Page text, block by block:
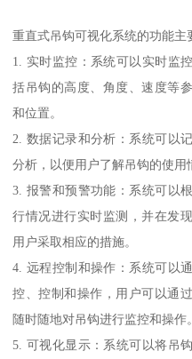
重直式吊钩可视化系统的功能主
1. 实时监控：系统可以实时监
括吊钩的高度、角度、速度等
和位置。
2. 数据记录和分析：系统可以
分析，以便用户了解吊钩的使用
3. 报警和预警功能：系统可以
行情况进行实时监测，并在发
用户采取相应的措施。
4. 远程控制和操作：系统可以
控、控制和操作，用户可以通
随时随地对吊钩进行监控和操作。
5. 可视化显示：系统可以将吊